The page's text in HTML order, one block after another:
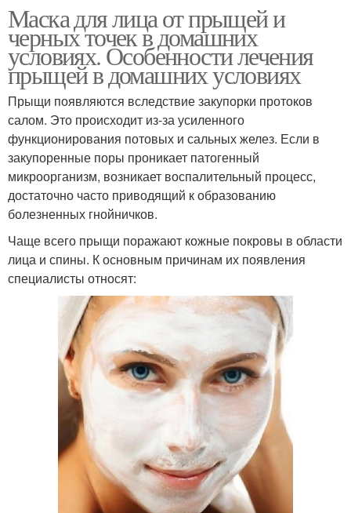
Маска для лица от прыщей и
черных точек в домашних
условиях. Особенности лечения
прыщей в домашних условиях
Прыщи появляются вследствие закупорки протоков
салом. Это происходит из-за усиленного
функционирования потовых и сальных желез. Если в
закупоренные поры проникает патогенный
микроорганизм, возникает воспалительный процесс,
достаточно часто приводящий к образованию
болезненных гнойничков.
Чаще всего прыщи поражают кожные покровы в области
лица и спины. К основным причинам их появления
специалисты относят: